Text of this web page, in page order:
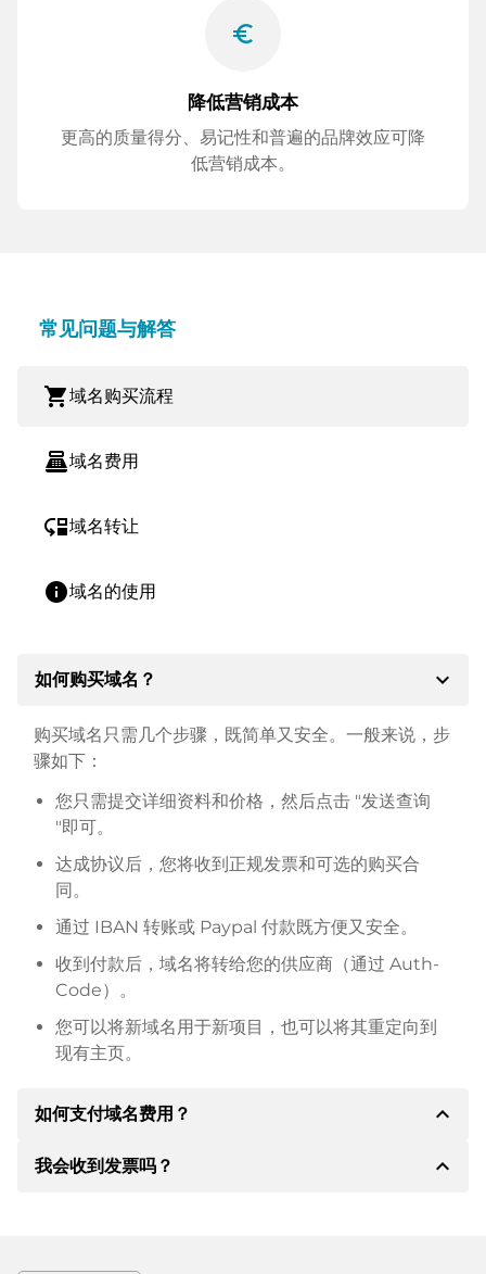
euro_symbol
降低营销成本
更高的质量得分、易记性和普遍的品牌效应可降
低营销成本。
常见问题与解答
shopping_cart域名购买流程
point_of_sale域名费用
move_down域名转让
info域名的使用
如何购买域名？ expand_more
购买域名只需几个步骤，既简单又安全。一般来说，步
骤如下：
您只需提交详细资料和价格，然后点击 "发送查询
"即可。
达成协议后，您将收到正规发票和可选的购买合
同。
通过 IBAN 转账或 Paypal 付款既方便又安全。
收到付款后，域名将转给您的供应商（通过 Auth-
Code）。
您可以将新域名用于新项目，也可以将其重定向到
现有主页。
如何支付域名费用？ expand_less
达成协议后，房东将通知您付款细节。房主随后会向您
我会收到发票吗？ expand_less